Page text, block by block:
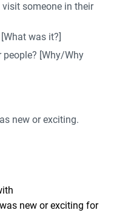
someone in their
was it?]
[Why/Why
new or exciting.
new or exciting for